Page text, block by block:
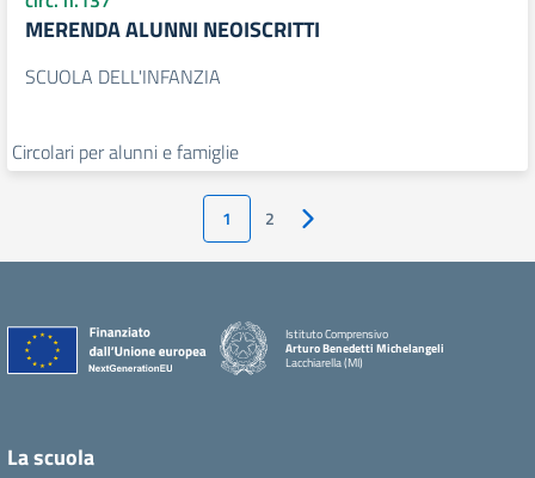
MERENDA ALUNNI NEOISCRITTI
SCUOLA DELL'INFANZIA
Circolari per alunni e famiglie
1 2 Pagina successiva
Istituto Comprensivo
Arturo Benedetti Michelangeli
Lacchiarella (MI)
La scuola